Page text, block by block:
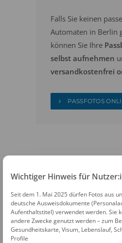
Falls Sie keinen
Automaten in Berlin
können Sie Ihre
selbst aufnehmen
versandkostenfrei
PASSFOTOS
Fotofix Automat Berlin
Gesundbrunnen
Badstraße 4 · 13357 Berlin
Wichtiger Hinweis für
Seit dem 1. Mai 2025 dürfen Fotos aus
deutsche Ausweisdokumente
Aufenthaltstitel) verwendet werden. Sie
andere Zwecke genutzt werden – zum
Gesundheitskarte, Visum, Lebenslauf,
Profile